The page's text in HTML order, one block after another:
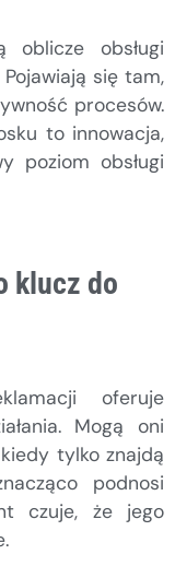
oblicze obsługi
się tam,
procesów.
to innowacja,
poziom obsługi
klucz do
oferuje
Mogą oni
tylko znajdą
podnosi
czuje, że jego